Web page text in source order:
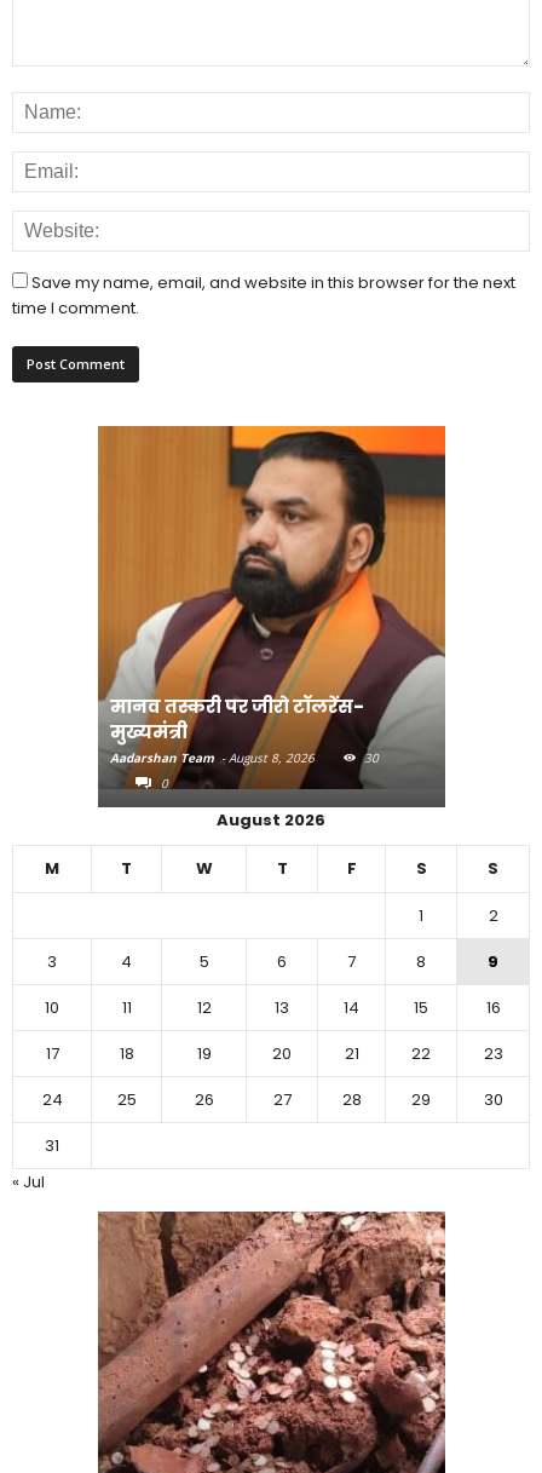
Save my name, email, and website in this browser for the next
time I comment.
संत रविदास के संदेश को गांव- गांव तक
पहुंचाएंगे -सीएम
Aadarshan Team - August 7, 2026
0
August 2026
M T W T F S S
1
2
3
4 5 6 7 8
9
10
11 12 13 14 15
16
17
18 19 20 21 22
23
24
25 26 27 28 29
30
31
« Jul